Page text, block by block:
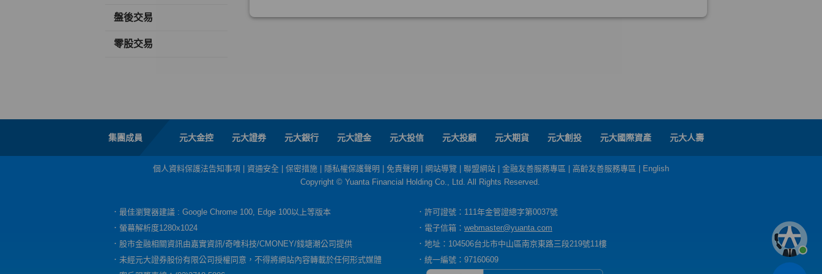
盤後交易
零股交易
集團成員 元大金控 元大證券 元大銀行 元大證金 元大投信 元大投顧 元大期貨 元大創投 元大國際資產 元大人壽
個人資料保護法告知事項 資通安全 保密措施 隱私權保護聲明 免責聲明 網站導覽 聯盟網站 金融友善服務專區 高齡友善服務專區
English
Copyright © Yuanta Financial Holding Co., Ltd. All Rights Reserved.
．最佳瀏覽器建議 : Google Chrome 100, Edge 100以上等版本
．許可證號：111年金管證總字第0037號
．螢幕解析度1280x1024
．電子信箱： webmaster@yuanta.com
．股市金融相關資訊由嘉實資訊/奇唯科技/CMONEY/錢塘潮公司提供
．地址：104506台北市中山區南京東路三段219號11樓
．未經元大證券股份有限公司授權同意，不得將網站內容轉載於任何形式媒體
．統一編號：97160609